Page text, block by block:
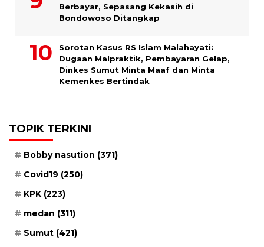
Berbayar, Sepasang Kekasih di
Bondowoso Ditangkap
Sorotan Kasus RS Islam Malahayati:
Dugaan Malpraktik, Pembayaran Gelap,
Dinkes Sumut Minta Maaf dan Minta
Kemenkes Bertindak
TOPIK TERKINI
Bobby nasution (371)
Covid19 (250)
KPK (223)
medan (311)
Sumut (421)